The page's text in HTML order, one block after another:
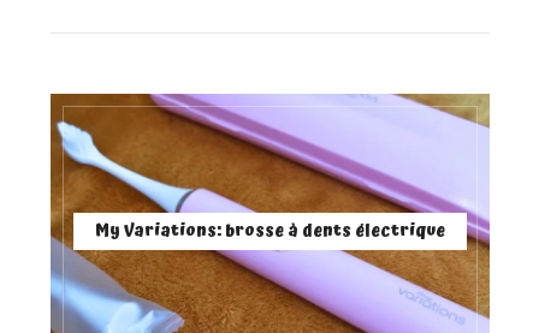
My Variations: brosse à dents électrique